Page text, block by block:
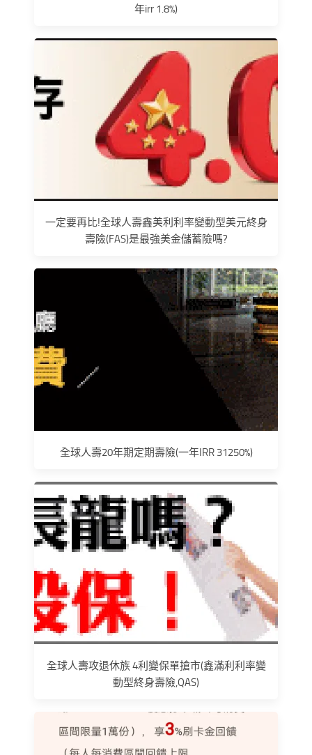
年irr 1.8%)
一定要再比!全球人壽鑫美利利率變動型美元終身
壽險(FAS)是最強美金儲蓄險嗎?
全球人壽20年期定期壽險(一年IRR 31250%)
全球人壽攻退休族 4利變保單搶市(鑫滿利利率變
動型終身壽險,QAS)